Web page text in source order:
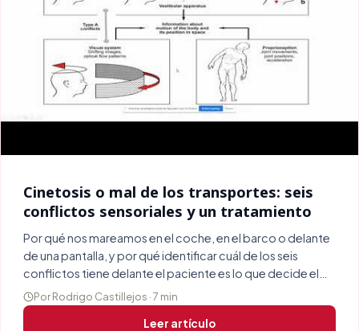
Cinetosis o mal de los transportes: seis
conflictos sensoriales y un tratamiento
Por qué nos mareamos en el coche, en el barco o delante
de una pantalla, y por qué identificar cuál de los seis
conflictos tiene delante el paciente es lo que decide el
tratamiento.
Por Rodrigo Castillejos · 7 min
Leer artículo